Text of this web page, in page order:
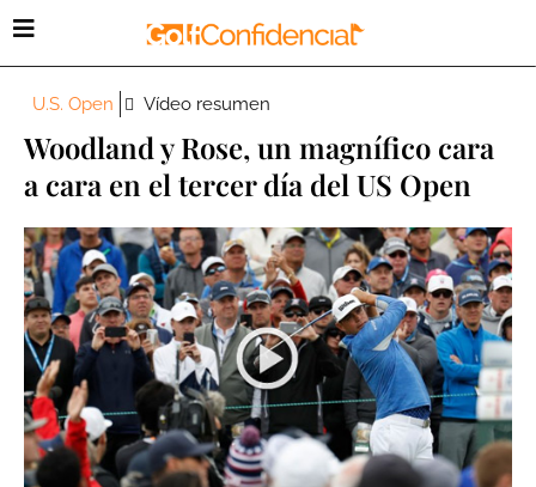
U.S. Open Vídeo resumen
Woodland y Rose, un magnífico cara
a cara en el tercer día del US Open